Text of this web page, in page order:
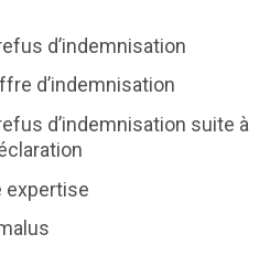
d’indemnisation
d’indemnisation suite à